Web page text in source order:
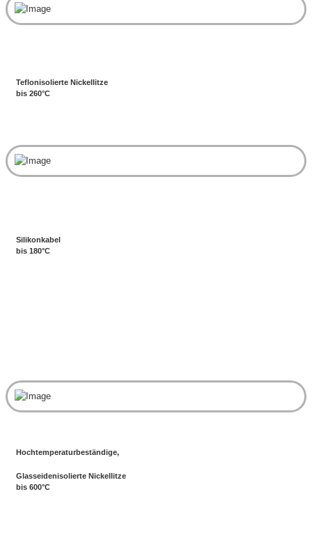
Teflonisolierte Nickellitze
bis 260°C
Silikonkabel
bis 180°C
Hochtemperaturbeständige,
Glasseidenisolierte Nickellitze
bis 600°C